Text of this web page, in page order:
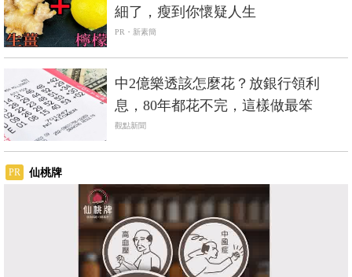
細了，瘦到你懷疑人生
PR・新素簡
中2億樂透該怎麼花？放銀行領利
息，80年都花不完，這樣做最笨
觀點新聞
PR 仙桃牌